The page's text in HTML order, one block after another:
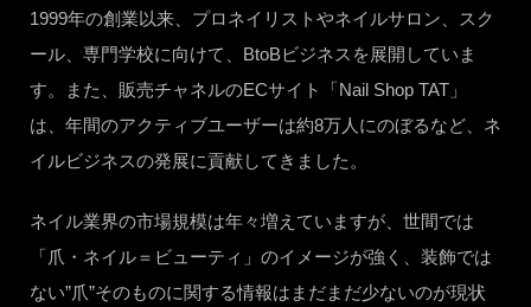
1999年の創業以来、プロネイリストやネイルサロン、スク
ール、専門学校に向けて、BtoBビジネスを展開していま
す。また、販売チャネルのECサイト「Nail Shop TAT」
は、年間のアクティブユーザーは約8万人にのぼるなど、ネ
イルビジネスの発展に貢献してきました。
ネイル業界の市場規模は年々増えていますが、世間では
「爪・ネイル＝ビューティ」のイメージが強く、装飾では
ない”爪”そのものに関する情報はまだまだ少ないのが現状